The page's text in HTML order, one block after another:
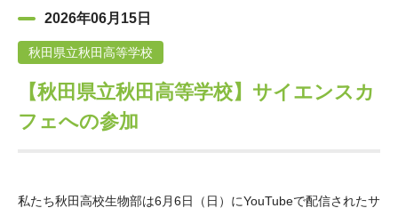
設立趣意書
沿革 40年史デジタルブック
役員・評議員 公開情報
中谷財団事業紹介
神戸賞 長期大型研究助成
大学院生奨学金
国際学生交流プログラ
中谷財団動画紹介
その他情報
2026年06月15日
秋田県立秋田高等学校
【秋田県立秋田高等学校】サイエンスカ
フェへの参加
私たち秋田高校生物部は6月6日（日）にYouTubeで配信されたサ